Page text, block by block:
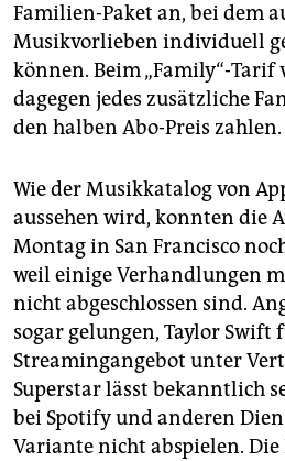
Familien-Paket an, bei dem
Musikvorlieben individuell
können. Beim „Family“-Tarif
dagegen jedes zusätzliche
den halben Abo-Preis zahlen.
Wie der Musikkatalog von
aussehen wird, konnten die
Montag in San Francisco
weil einige Verhandlungen
nicht abgeschlossen sind.
sogar gelungen, Taylor Swift
Streamingangebot unter
Superstar lässt bekanntlich
bei Spotify und anderen
Variante nicht abspielen. Die